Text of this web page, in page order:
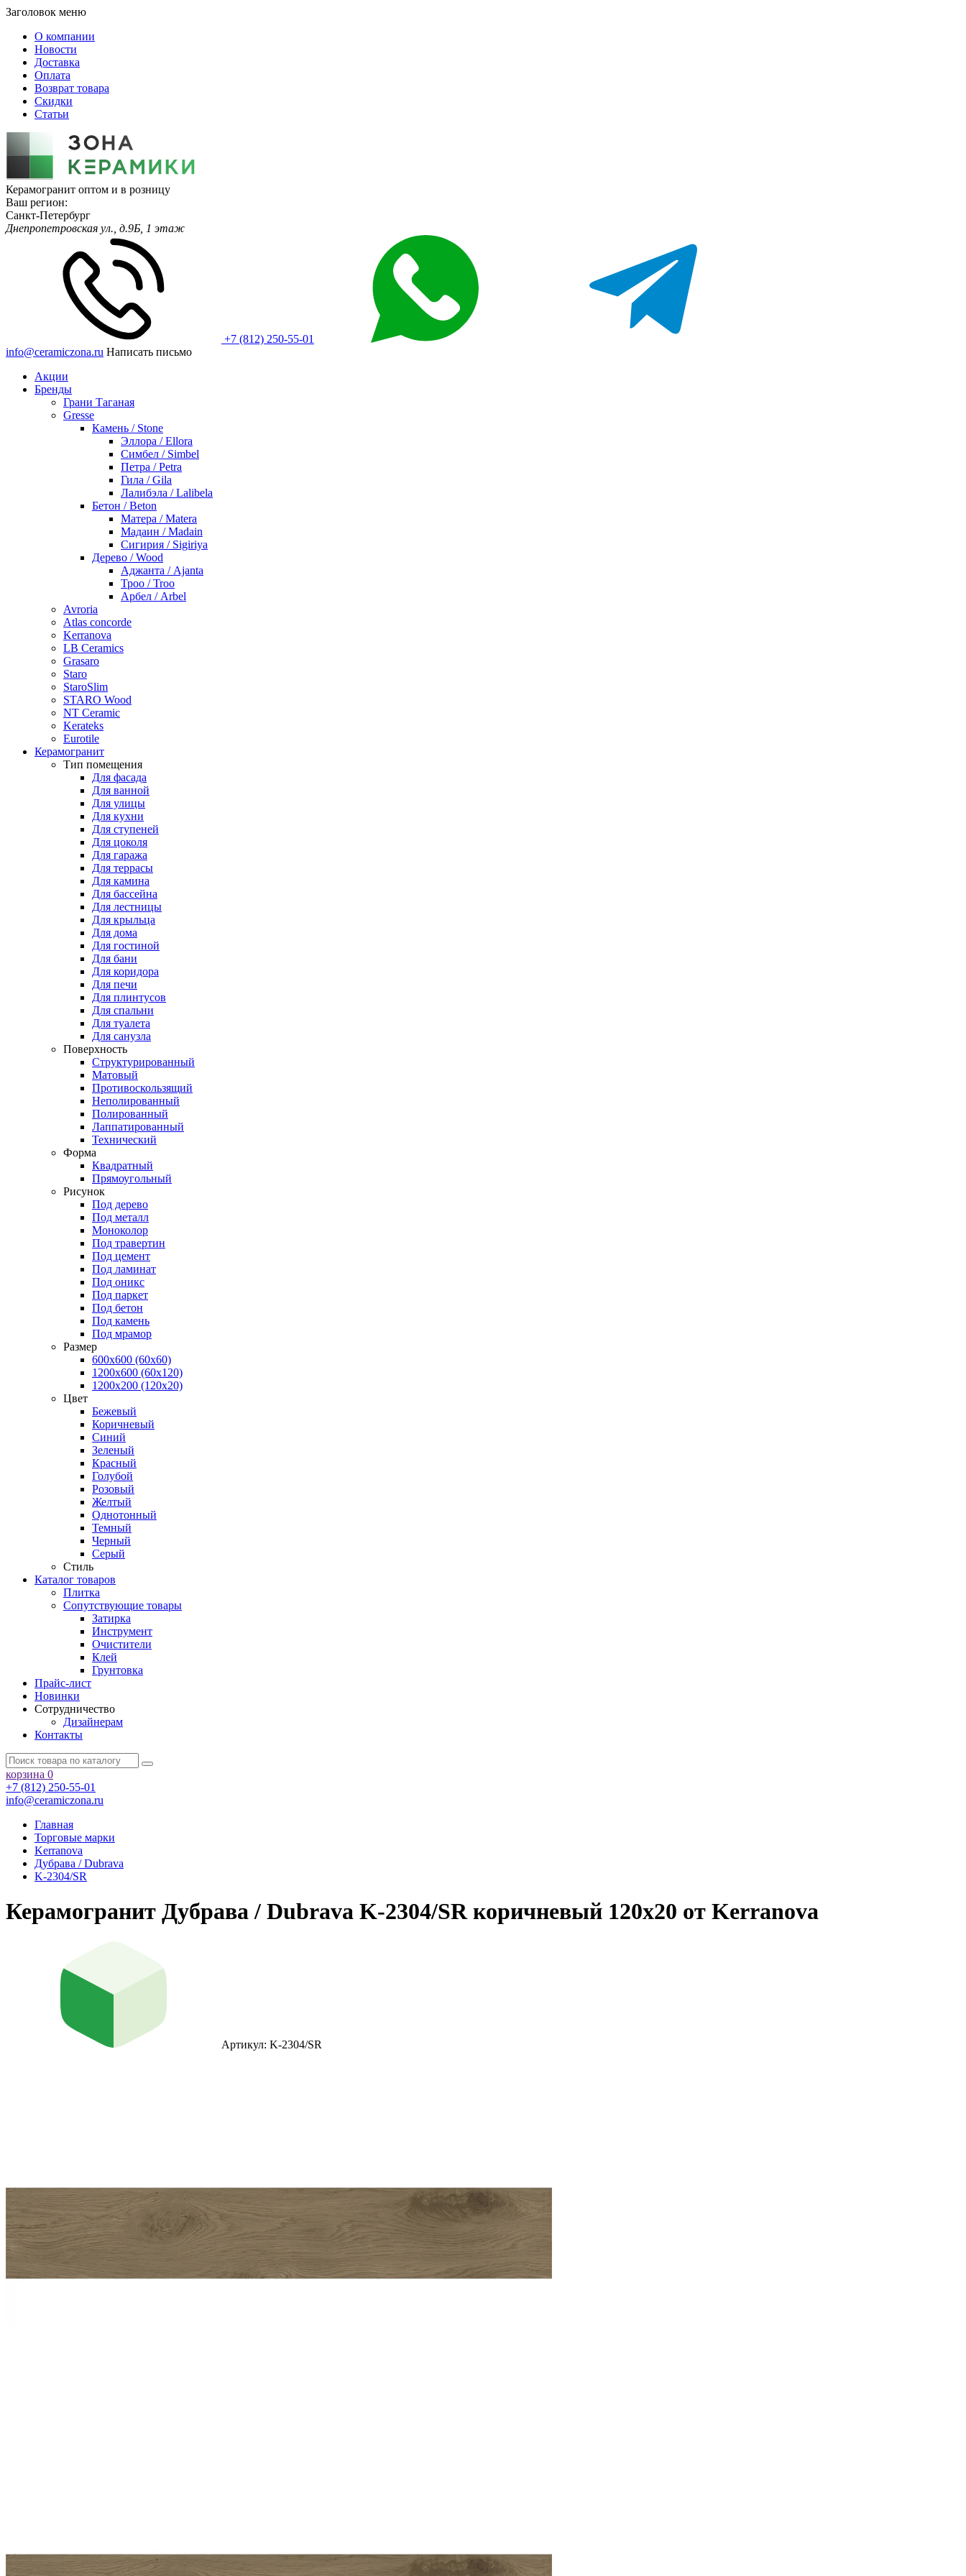
Заголовок меню
О компании
Новости
Доставка
Оплата
Возврат товара
Скидки
Статьи
Керамогранит оптом и в розницу
Ваш регион:
Санкт-Петербург
Днепропетровская ул., д.9Б, 1 этаж
+7 (812) 250-55-01
info@ceramiczona.ru Написать письмо
Акции
Бренды
Грани Таганая
Gresse
Камень / Stone
Эллора / Ellora
Симбел / Simbel
Петра / Petra
Гила / Gila
Лалибэла / Lalibela
Бетон / Beton
Матера / Matera
Мадаин / Madain
Сигирия / Sigiriya
Дерево / Wood
Аджанта / Ajanta
Троо / Troo
Арбел / Arbel
Avroria
Atlas concorde
Kerranova
LB Ceramics
Grasaro
Staro
StaroSlim
STARO Wood
NT Ceramic
Kerateks
Eurotile
Керамогранит
Тип помещения
Для фасада
Для ванной
Для улицы
Для кухни
Для ступеней
Для цоколя
Для гаража
Для террасы
Для камина
Для бассейна
Для лестницы
Для крыльца
Для дома
Для гостиной
Для бани
Для коридора
Для печи
Для плинтусов
Для спальни
Для туалета
Для санузла
Поверхность
Структурированный
Матовый
Противоскользящий
Неполированный
Полированный
Лаппатированный
Технический
Форма
Квадратный
Прямоугольный
Рисунок
Под дерево
Под металл
Моноколор
Под травертин
Под цемент
Под ламинат
Под оникс
Под паркет
Под бетон
Под камень
Под мрамор
Размер
600х600 (60х60)
1200х600 (60х120)
1200х200 (120x20)
Цвет
Бежевый
Коричневый
Синий
Зеленый
Красный
Голубой
Розовый
Желтый
Однотонный
Темный
Черный
Серый
Стиль
Каталог товаров
Плитка
Сопутствующие товары
Затирка
Инструмент
Очистители
Клей
Грунтовка
Прайс-лист
Новинки
Сотрудничество
Дизайнерам
Контакты
корзина 0
+7 (812) 250-55-01
info@ceramiczona.ru
Главная
Торговые марки
Kerranova
Дубрава / Dubrava
K-2304/SR
Керамогранит Дубрава / Dubrava K-2304/SR коричневый 120x20 от Kerranova
Артикул: K-2304/SR